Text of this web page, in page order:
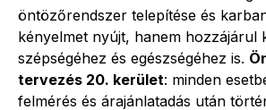
öntözőrendszer telepítése és
kényelmet nyújt, hanem hozzájárul
szépségéhez és egészségéhez is.
tervezés 20. kerület: minden
felmérés és árajánlatadás után